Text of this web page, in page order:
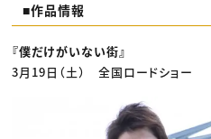
■作品情報
『僕だけがいない街』
3月19日（土） 全国ロードショー